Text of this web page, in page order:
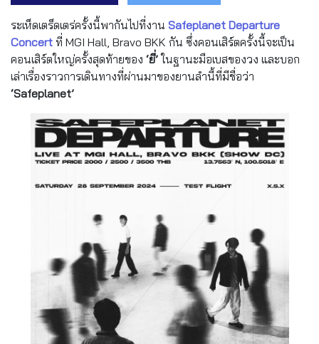
ระเห็ดเตร็ดเตร่ครั้งนี้พากันไปที่งาน Safeplanet Departure
Concert ที่ MGI Hall, Bravo BKK กัน ซึ่งคอนเสิร์ตครั้งนี้จะเป็น
คอนเสิร์ตใหญ่ครั้งสุดท้ายของ ‘ยี่’ในฐานะมือเบสของวง และบอก
เล่าเรื่องราวการเดินทางที่ผ่านมาของยานลำนี้ที่มีชื่อว่า
‘Safeplanet’